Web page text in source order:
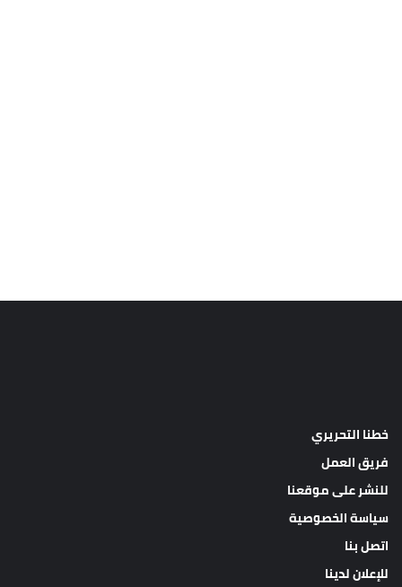
خطنا التحريري
فريق العمل
للنشر على موقعنا
سياسة الخصوصية
اتصل بنا
للإعلان لدينا